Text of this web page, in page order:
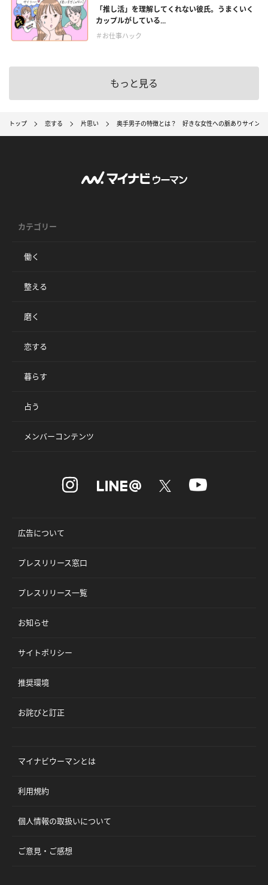
「推し活」を理解してくれない彼氏。うまくいく
カップルがしている...
＃お仕事ハック
もっと見る
トップ 恋する 片思い 奥手男子の特徴とは？ 好きな女性への脈ありサインと
カテゴリー
働く
整える
磨く
恋する
暮らす
占う
メンバーコンテンツ
広告について
プレスリリース窓口
プレスリリース一覧
お知らせ
サイトポリシー
推奨環境
お詫びと訂正
マイナビウーマンとは
利用規約
個人情報の取扱いについて
ご意見・ご感想